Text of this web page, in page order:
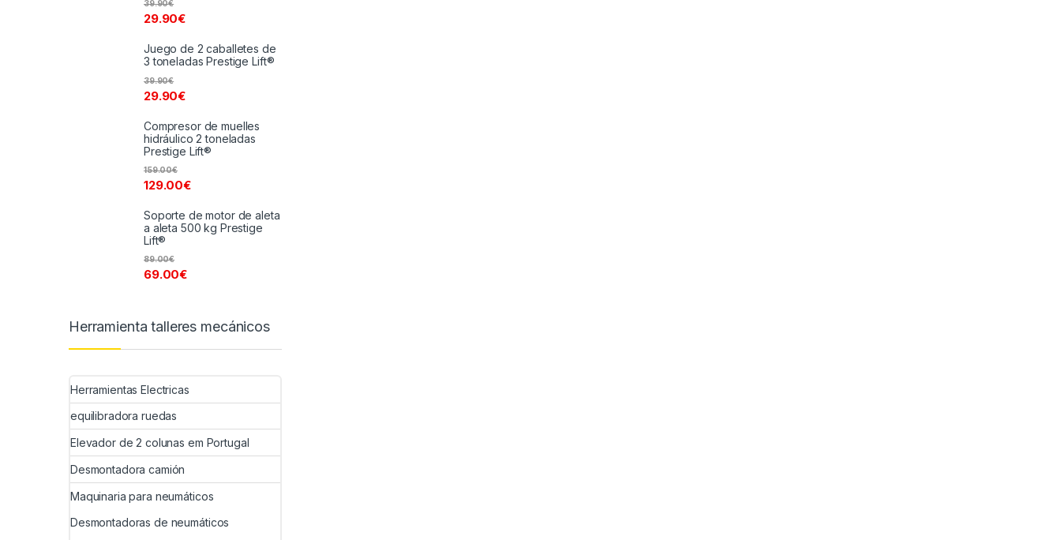
29.90€
39.90€
Juego de 2 caballetes de
3 toneladas Prestige Lift®
29.90€
39.90€
Compresor de muelles
hidráulico 2 toneladas
Prestige Lift®
129.00€
159.00€
Soporte de motor de aleta
a aleta 500 kg Prestige
Lift®
69.00€
89.00€
Herramienta talleres mecánicos
Herramientas Electricas
equilibradora ruedas
Elevador de 2 colunas em Portugal
Desmontadora camión
Maquinaria para neumáticos
Desmontadoras de neumáticos